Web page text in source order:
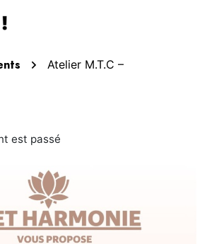
Atelier M.T.C –
est passé